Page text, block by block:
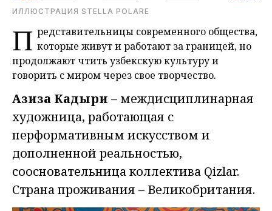
ИЛЛЮСТРАЦИЯ STELLA POLARE
П редставительницы современного общества,
которые живут и работают за границей, но
продолжают чтить узбекскую культуру и
говорить с миром через свое творчество.
Азиза Кадыри – междисциплинарная
художница, работающая с
перформативным искусством и
дополненной реальностью,
соосновательница коллектива Qizlar.
Страна проживания – Великобритания.